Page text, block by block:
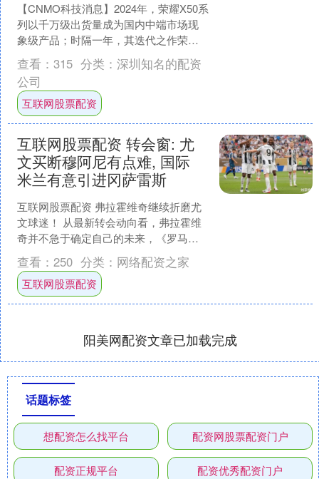
【CNMO科技消息】2024年，荣耀X50系
列以千万级出货量成为国内中端市场现
象级产品；时隔一年，其迭代之作荣耀
X70以更加硬核的姿态于7月亮相，再次
将国产中端....
查看： 315 分类： 深圳知名的配资
公司
互联网股票配资
互联网股票配资 转会窗: 尤
文买断穆阿尼有点难, 国际
米兰有意引进冈萨雷斯
互联网股票配资 弗拉霍维奇继续折磨尤
文球迷！ 从最新转会动向看，弗拉霍维
奇并不急于确定自己的未来，《罗马体
育报》认为，他和尤文的博弈或许会延
续到8月，而在转会市....
查看： 250 分类： 网络配资之家
互联网股票配资
阳美网配资文章已加载完成
话题标签
想配资怎么找平台 配资网股票配资门户
配资正规平台 配资优秀配资门户